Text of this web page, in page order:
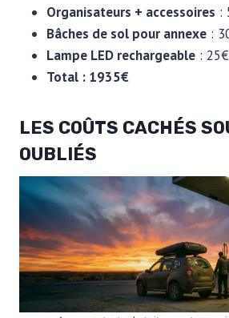
Organisateurs + accessoires :
Bâches de sol pour annexe :
Lampe LED rechargeable : 25€
Total : 1935€
LES COÛTS CACHÉS
OUBLIÉS